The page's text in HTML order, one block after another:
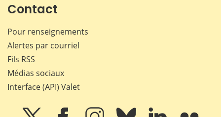
Contact
Pour renseignements
Alertes par courriel
Fils RSS
Médias sociaux
Interface (API) Valet